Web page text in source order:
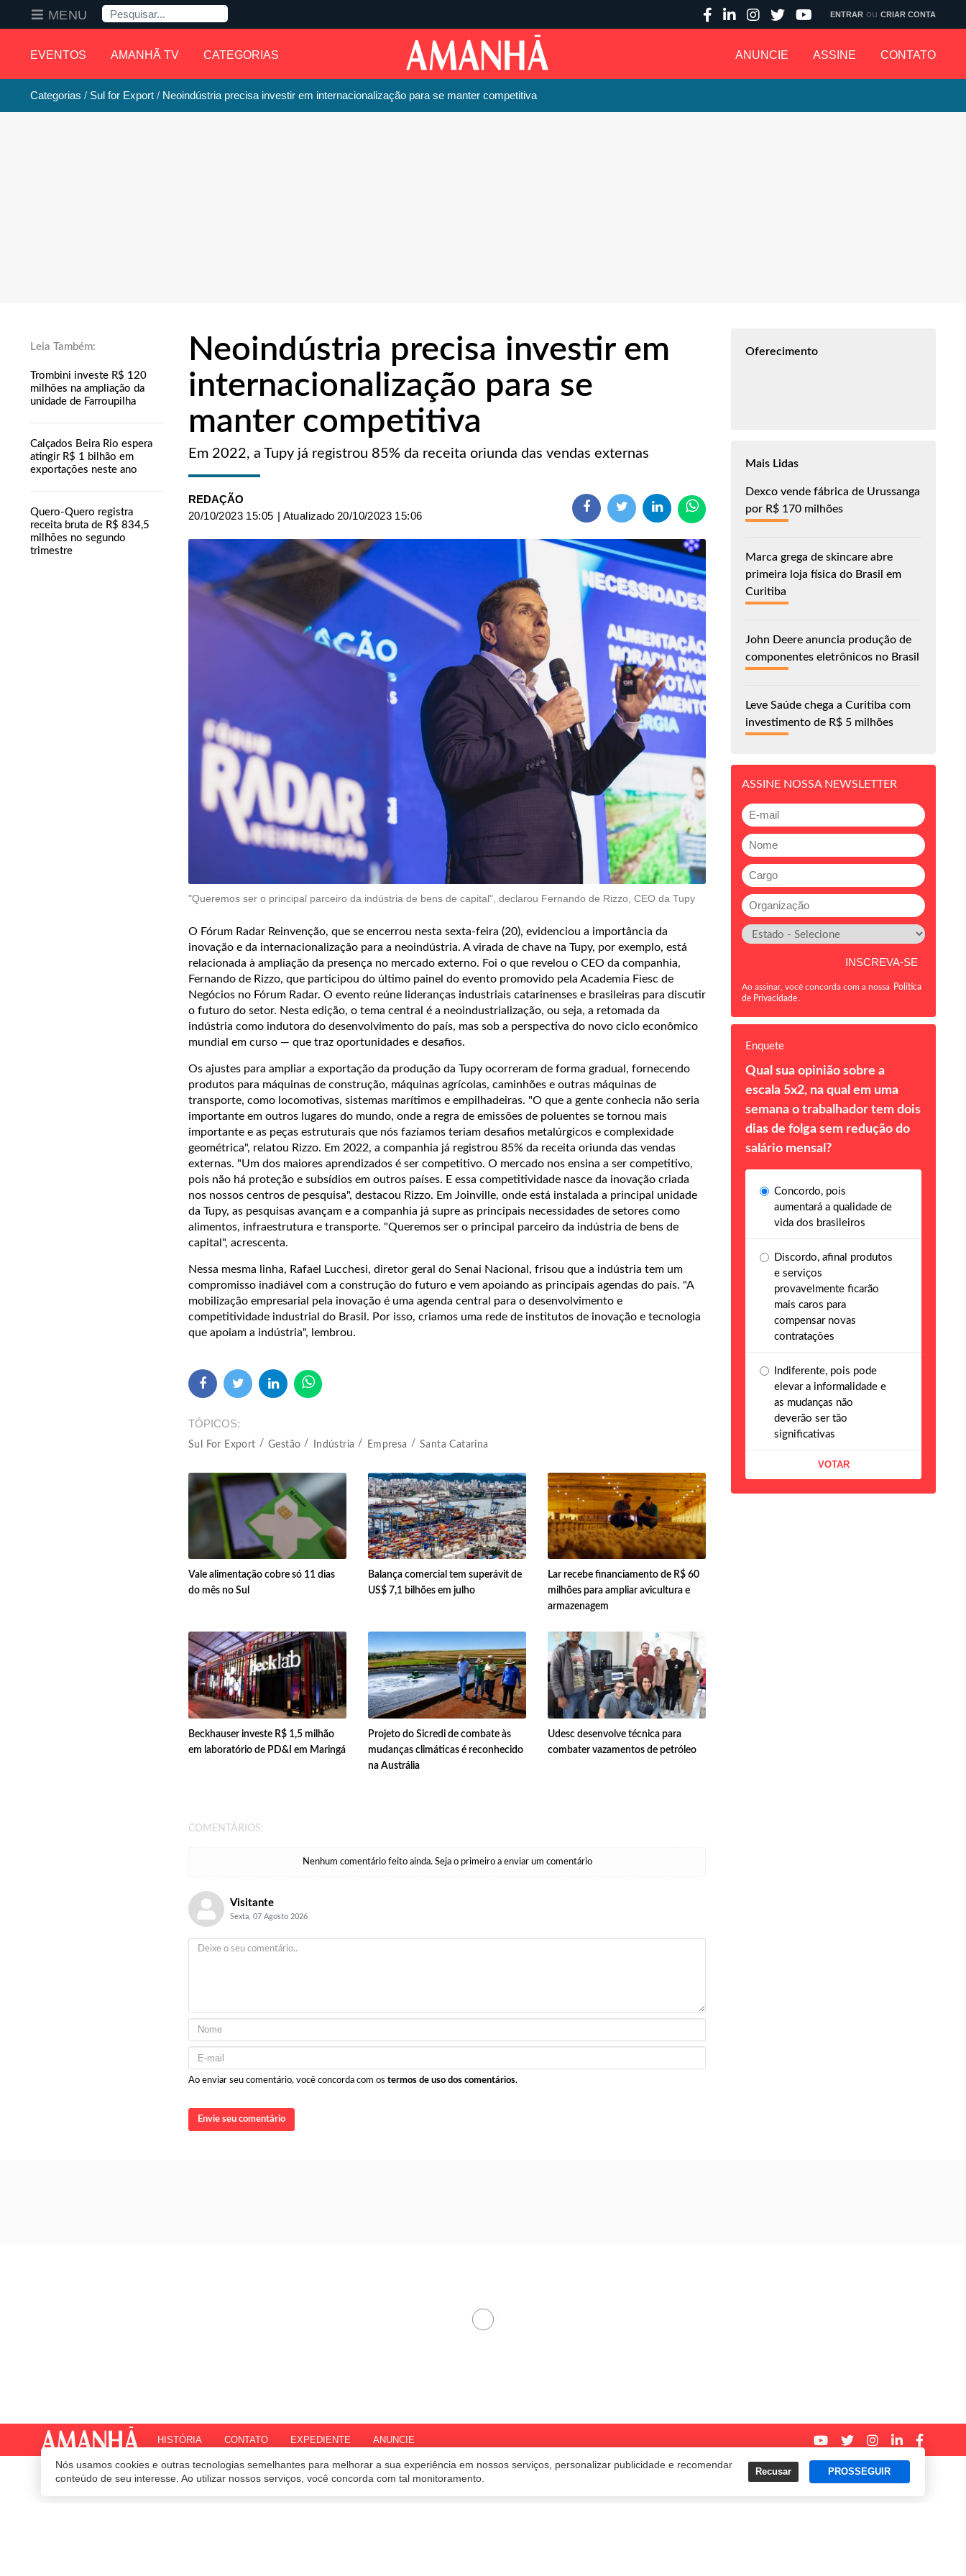
EVENTOS AMANHÃ TV CATEGORIAS ANUNCIE ASSINE CONTATO
MENU Pesquisa ENTRAR ou CRIAR CONTA
Nós usamos cookies e outras tecnologias semelhantes para melhorar a sua experiência em nossos serviços, personalizar publicidade e recomendar
conteúdo de seu interesse. Ao utilizar nossos serviços, você concorda com tal monitoramento.
Recusar PROSSEGUIR
Categorias Sul for Export Neoindústria precisa investir em internacionalização para se manter competitiva
Trombini investe R$ 120
milhões na ampliação da
unidade de Farroupilha
Calçados Beira Rio espera
atingir R$ 1 bilhão em
exportações neste ano
Quero-Quero registra
receita bruta de R$ 834,5
milhões no segundo
trimestre
Neoindústria precisa investir em
internacionalização para se
manter competitiva
Em 2022, a Tupy já registrou 85% da receita oriunda das vendas externas
REDAÇÃO
20/10/2023 15:05 | Atualizado 20/10/2023 15:06
"Queremos ser o principal parceiro da indústria de bens de capital", declarou Fernando de Rizzo, CEO da Tupy
O Fórum Radar Reinvenção, que se encerrou nesta sexta-feira (20), evidenciou a importância da
inovação e da internacionalização para a neoindústria. A virada de chave na Tupy, por exemplo, está
relacionada à ampliação da presença no mercado externo. Foi o que revelou o CEO da companhia,
Fernando de Rizzo, que participou do último painel do evento promovido pela Academia Fiesc de
Negócios no Fórum Radar. O evento reúne lideranças industriais catarinenses e brasileiras para discutir
o futuro do setor. Nesta edição, o tema central é a neoindustrialização, ou seja, a retomada da
indústria como indutora do desenvolvimento do país, mas sob a perspectiva do novo ciclo econômico
mundial em curso — que traz oportunidades e desafios.
Os ajustes para ampliar a exportação da produção da Tupy ocorreram de forma gradual, fornecendo
produtos para máquinas de construção, máquinas agrícolas, caminhões e outras máquinas de
transporte, como locomotivas, sistemas marítimos e empilhadeiras. "O que a gente conhecia não seria
importante em outros lugares do mundo, onde a regra de emissões de poluentes se tornou mais
importante e as peças estruturais que nós fazíamos teriam desafios metalúrgicos e complexidade
geométrica", relatou Rizzo. Em 2022, a companhia já registrou 85% da receita oriunda das vendas
externas. "Um dos maiores aprendizados é ser competitivo. O mercado nos ensina a ser competitivo,
pois não há proteção e subsídios em outros países. E essa competitividade nasce da inovação criada
nos nossos centros de pesquisa", destacou Rizzo. Em Joinville, onde está instalada a principal unidade
da Tupy, as pesquisas avançam e a companhia já supre as principais necessidades de setores como
alimentos, infraestrutura e transporte. "Queremos ser o principal parceiro da indústria de bens de
capital", acrescenta.
Nessa mesma linha, Rafael Lucchesi, diretor geral do Senai Nacional, frisou que a indústria tem um
compromisso inadiável com a construção do futuro e vem apoiando as principais agendas do país. "A
mobilização empresarial pela inovação é uma agenda central para o desenvolvimento e
competitividade industrial do Brasil. Por isso, criamos uma rede de institutos de inovação e tecnologia
que apoiam a indústria", lembrou.
TÓPICOS
Sul For Export Gestão Indústria Empresa Santa Catarina
Vale alimentação cobre só 11 dias
do mês no Sul
Balança comercial tem superávit de
US$ 7,1 bilhões em julho
Lar recebe financiamento de R$ 60
milhões para ampliar avicultura e
armazenagem
Beckhauser investe R$ 1,5 milhão
em laboratório de PD&I em Maringá
Projeto do Sicredi de combate às
mudanças climáticas é reconhecido
na Austrália
Udesc desenvolve técnica para
combater vazamentos de petróleo
COMENTÁRIOS:
Nenhum comentário feito ainda. Seja o primeiro a enviar um comentário
Visitante
Sexta, 07 Agosto 2026
Ao enviar seu comentário, você concorda com os termos de uso dos comentários.
Envie seu comentário
Oferecimento
Mais Lidas
Dexco vende fábrica de Urussanga
por R$ 170 milhões
Marca grega de skincare abre
primeira loja física do Brasil em
Curitiba
John Deere anuncia produção de
componentes eletrônicos no Brasil
Leve Saúde chega a Curitiba com
investimento de R$ 5 milhões
ASSINE NOSSA NEWSLETTER
Ao assinar, você concorda com a nossa Política
de Privacidade
Enquete
Qual sua opinião sobre a
escala 5x2, na qual em uma
semana o trabalhador tem dois
dias de folga sem redução do
salário mensal?
Concordo, pois
aumentará a qualidade de
vida dos brasileiros
Discordo, afinal produtos
e serviços
provavelmente ficarão
mais caros para
compensar novas
contratações
Indiferente, pois pode
elevar a informalidade e
as mudanças não
deverão ser tão
significativas
HISTÓRIA CONTATO EXPEDIENTE ANUNCIE
© 2020 Revista Amanhã. Todos os direitos reservados.Desenvolvido por Termos e Políticas de Uso Privacidade